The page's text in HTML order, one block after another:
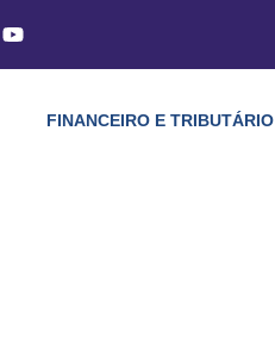
FINANCEIRO E TRIBUTÁRIO